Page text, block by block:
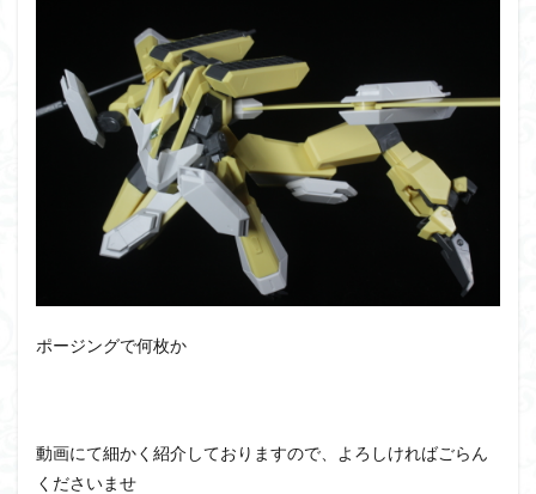
ポージングで何枚か
動画にて細かく紹介しておりますので、よろしければごらん
くださいませ